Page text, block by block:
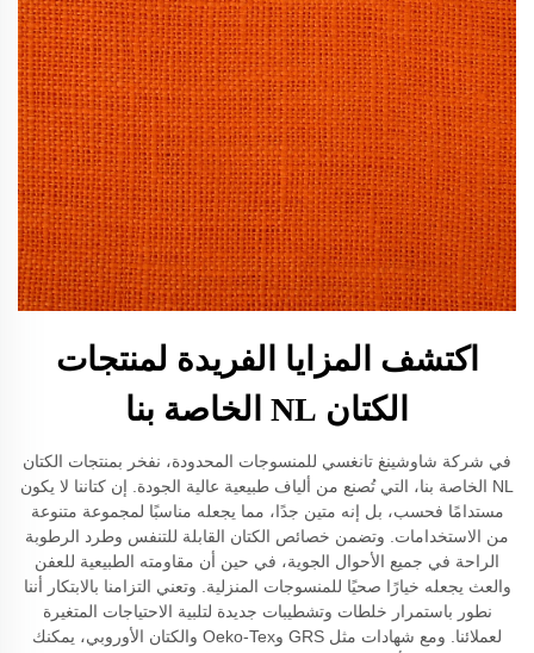
اكتشف المزايا الفريدة لمنتجات
الكتان NL الخاصة بنا
في شركة شاوشينغ تانغسي للمنسوجات المحدودة، نفخر بمنتجات الكتان
NL الخاصة بنا، التي تُصنع من ألياف طبيعية عالية الجودة. إن كتاننا لا يكون
مستدامًا فحسب، بل إنه متين جدًا، مما يجعله مناسبًا لمجموعة متنوعة
من الاستخدامات. وتضمن خصائص الكتان القابلة للتنفس وطرد الرطوبة
الراحة في جميع الأحوال الجوية، في حين أن مقاومته الطبيعية للعفن
والعث يجعله خيارًا صحيًا للمنسوجات المنزلية. وتعني التزامنا بالابتكار أننا
نطور باستمرار خلطات وتشطيبات جديدة لتلبية الاحتياجات المتغيرة
لعملائنا. ومع شهادات مثل GRS وOeko-Tex والكتان الأوروبي، يمكنك